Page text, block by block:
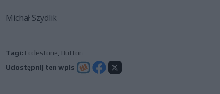
Michał Szydlik
Tagi: Ecclestone Button
Udostępnij ten wpis